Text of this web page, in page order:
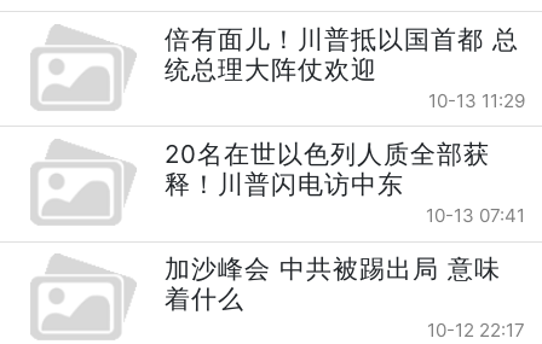
倍有面儿！川普抵以国首都 总
统总理大阵仗欢迎
10-13 11:29
20名在世以色列人质全部获
释！川普闪电访中东
10-13 07:41
加沙峰会 中共被踢出局 意味
着什么
10-12 22:17